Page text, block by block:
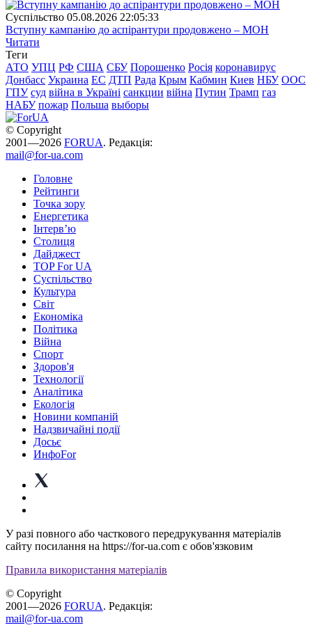
Суспiльство 05.08.2026 22:05:33
Вступну кампанію до аспірантури продовжено – МОН
Читати
Теги
АТО УПЦ РФ США СБУ Порошенко Росія коронавирус
Донбасс Украина ЕС ДТП Рада Крым Кабмин Киев НБУ ООС
ГПУ суд війна в Україні санкции війна Путин Трамп газ
НАБУ пожар Польша выборы
© Copyright
2001—2026 FORUA. Редакція:
mail@for-ua.com
Головне
Рейтинги
Точка зору
Енергетика
Інтерв’ю
Столиця
Дайджест
TOP For UA
Суспiльство
Культура
Світ
Економіка
Політика
Війна
Спорт
Здоров'я
Технології
Аналітика
Екологія
Новини компаній
Надзвичайні події
Досьє
ИнфоFor
У разі повного або часткового передрукування матеріалів
сайту посилання на https://for-ua.com є обов'язковим
Правила використання матеріалів
© Copyright
2001—2026 FORUA. Редакція:
mail@for-ua.com